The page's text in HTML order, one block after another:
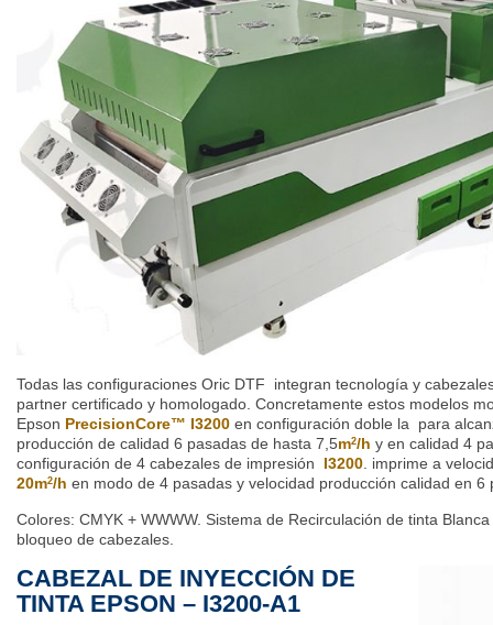
Todas las configuraciones Oric DTF integran tecnología y
partner certificado y homologado. Concretamente estos modelos
Epson PrecisionCore™ I3200 en configuración doble la para
producción de calidad 6 pasadas de hasta 7,5m2/h y en calidad 4
configuración de 4 cabezales de impresión
I3200. imprime a
20m2/h en modo de 4 pasadas y velocidad producción calidad en
Colores: CMYK + WWWW. Sistema de Recirculación de tinta
bloqueo de cabezales.
CABEZAL DE INYECCIÓN DE
TINTA EPSON – I3200-A1